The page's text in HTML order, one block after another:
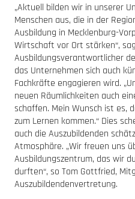
„Aktuell bilden wir in unserer
Menschen aus, die in der
Ausbildung in Mecklenburg-
Wirtschaft vor Ort stärken“,
Ausbildungsverantwortlicher
das Unternehmen sich auch
Fachkräfte engagieren wird.
neuen Räumlichkeiten auch
schaffen. Mein Wunsch ist es,
zum Lernen kommen.“ Dies
auch die Auszubildenden
Atmosphäre. „Wir freuen uns
Ausbildungszentrum, das wir
durften“, so Tom Gottfried,
Auszubildendenvertretung.